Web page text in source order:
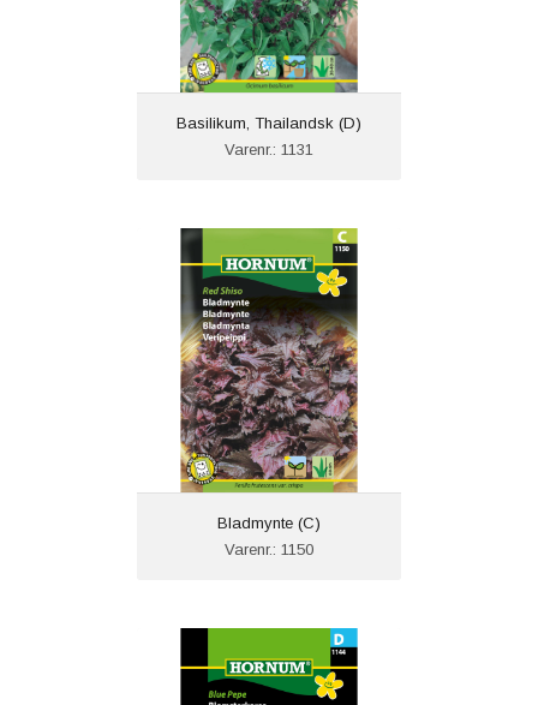
Basilikum, Thailandsk (D)
Varenr.: 1131
Bladmynte (C)
Varenr.: 1150